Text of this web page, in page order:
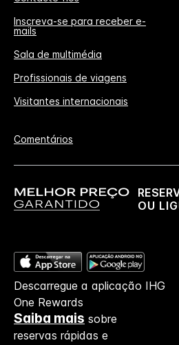
Inscreva-se para receber e-
mails
Sala de multimédia
Profissionais de viagens
Visitantes internacionais
Comentários
OU
Descarregue a aplicação IHG
One Rewards
Saiba mais sobre
reservas rápidas e